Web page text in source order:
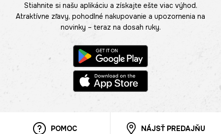
Stiahnite si našu aplikáciu a získajte ešte viac výhod.
Atraktívne zľavy, pohodlné nakupovanie a upozornenia na
novinky – teraz na dosah ruky.
POMOC NÁJSŤ PREDAJŇU